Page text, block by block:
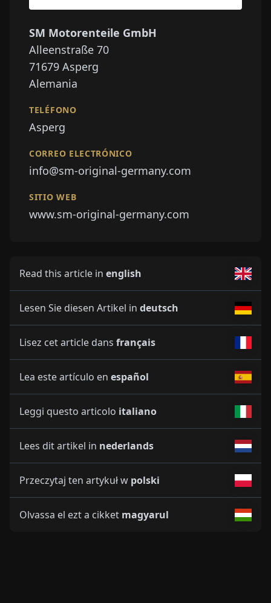
SM Motorenteile GmbH
Alleenstraße 70
71679 Asperg
Alemania
TELÉFONO
Asperg
CORREO ELECTRÓNICO
info@sm-original-germany.com
SITIO WEB
www.sm-original-germany.com
Read this article in english
Lesen Sie diesen Artikel in deutsch
Lisez cet article dans français
Lea este artículo en español
Leggi questo articolo italiano
Lees dit artikel in nederlands
Przeczytaj ten artykuł w polski
Olvassa el ezt a cikket magyarul